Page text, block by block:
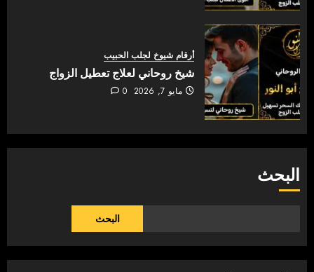
أرقام شيوخ لجلب الحبيب
شيخ روحاني لعلاج تعطيل الزواج
مايو 7, 2026 0
البحث
البحث